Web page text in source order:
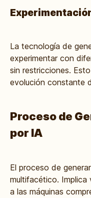
La tecnología de
experimentar con
sin restricciones.
evolución constante
Proceso de
por IA
El proceso de
multifacético. Implica
a las máquinas